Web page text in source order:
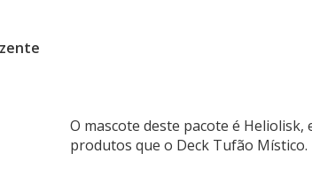
O mascote deste pacote é
produtos que o Deck Tufão Místico.